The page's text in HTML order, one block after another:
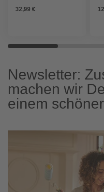
32,99 €
Newsletter:
machen wir
einem